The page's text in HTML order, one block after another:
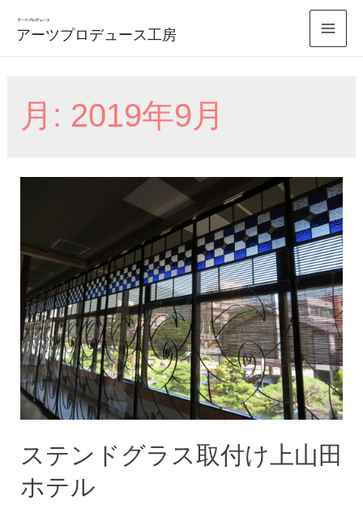
アーツプロデュース工房
月: 2019年9月
ステンドグラス取付け上山田
ホテル